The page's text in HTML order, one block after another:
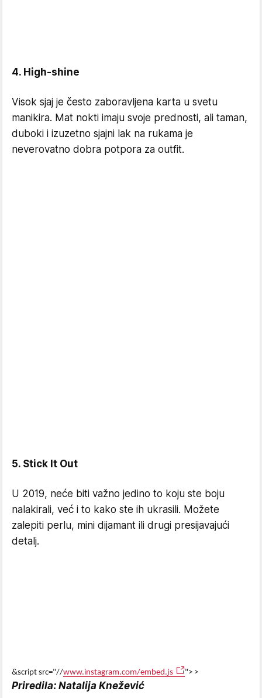
4. High-shine
Visok sjaj je često zaboravljena karta u svetu
manikira. Mat nokti imaju svoje prednosti, ali taman,
duboki i izuzetno sjajni lak na rukama je
neverovatno dobra potpora za outfit.
5. Stick It Out
U 2019, neće biti važno jedino to koju ste boju
nalakirali, već i to kako ste ih ukrasili. Možete
zalepiti perlu, mini dijamant ili drugi presijavajući
detalj.
&script src="//www.instagram.com/embed.js "> >
Priredila: Natalija Knežević